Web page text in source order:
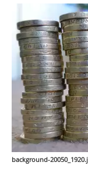
background-